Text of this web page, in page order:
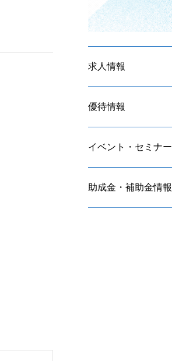
求人情報
優待情報
イベント・セミナー
助成金・補助金情報